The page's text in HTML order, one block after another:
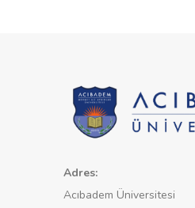
Adres:
Acıbadem Üniversitesi